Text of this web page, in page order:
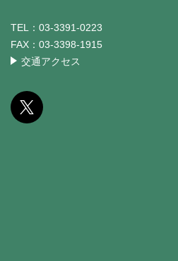
TEL： 03-3391-0223
FAX： 03-3398-1915
交通アクセス